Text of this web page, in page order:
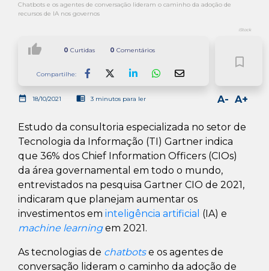
Chatbots e os agentes de conversação lideram o caminho da adoção de
recursos de IA nos governos
iStock
thumb_up 0 Curtidas 0 Comentários
Compartilhe:
FacebookLinkedInWhatsapp
bookmark_border
date_range 18/10/2021 chrome_reader_mode 3 minutos para ler A+
A-
Estudo da consultoria especializada no setor de
Tecnologia da Informação (TI) Gartner indica
que 36% dos Chief Information Officers (CIOs)
da área governamental em todo o mundo,
entrevistados na pesquisa Gartner CIO de 2021,
indicaram que planejam aumentar os
investimentos em inteligência artificial (IA) e
machine learningem 2021.
As tecnologias de chatbots e os agentes de
conversação lideram o caminho da adoção de